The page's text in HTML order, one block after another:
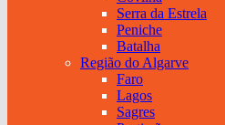
Serra da Estrela
Peniche
Batalha
Região do Algarve
Faro
Lagos
Sagres